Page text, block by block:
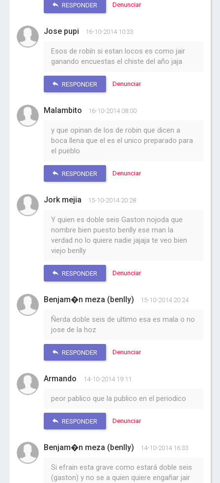
RESPONDER Denunciar
Jose pupi 16-10-2014 10:33
Esos de robín si estan locos es como jair
ganando encuestas el chiste del año jaja
RESPONDER Denunciar
Malambito 16-10-2014 08:00
y que opinan de los de robin que dicen a
boca llena que el es el unico preparado para
el pueblo
RESPONDER Denunciar
Jork mejia 15-10-2014 20:28
Y quien es doble seis Gaston nojoda que
nombre bien puesto benlly ese man la
verdad no lo quiere nadie jajaja te veo bien
viejo benlly
RESPONDER Denunciar
Benjam�n meza (benlly) 15-10-2014 20:24
Ñerda doble seis de ultimo esa es mala o no
jose de la hoz
RESPONDER Denunciar
Armando 14-10-2014 19:11
peor pablico que la publico en el periodico
RESPONDER Denunciar
Benjam�n meza (benlly) 14-10-2014 16:33
Si efrain esta grave como estará doble seis
(gaston) y no se a quien quiere engañar jair